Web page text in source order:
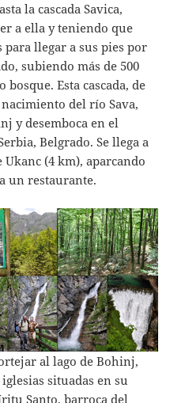
la cascada Savica,
a ella y teniendo que
llegar a sus pies por
subiendo más de 500
Esta cascada, de
del río Sava,
y desemboca en el
Belgrado. Se llega a
Ukanc (4 km), aparcando
un restaurante.
al lago de Bohinj,
situadas en su
Santo, barroca del